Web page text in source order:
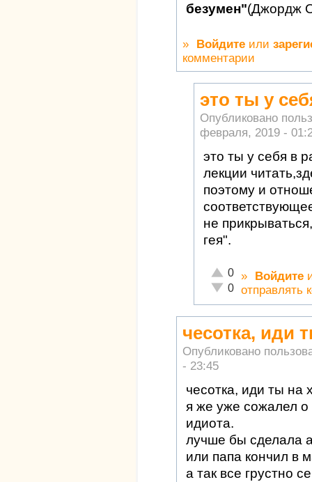
безумен"(Джордж
» Войдите или
комментарии
это ты у
Опубликовано
февраля, 2019 -
это ты у себя в
лекции
поэтому и
не
гея".
Отлично!
0
Неадекватно!
0
» Войдите
отправлять
чесотка, иди
Опубликовано
- 23:45
чесотка, иди ты на
я же уже сожалел
идиота.
лучше бы сделала
или папа кончил в
а так все грустно